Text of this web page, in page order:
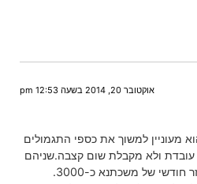
אוקטובר 20, 2014 בשעה 12:53 pm
מעוניין למשוך את כספי התגמולים
ולא מקבלת שום קצבה.שניהם